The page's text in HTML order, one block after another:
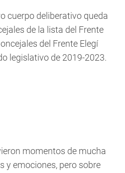
cuerpo deliberativo queda
de la lista del Frente
del Frente Elegí
legislativo de 2019-2023.
momentos de mucha
y emociones, pero sobre